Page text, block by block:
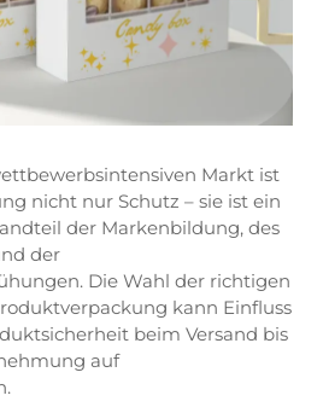
Markt ist
nicht nur Schutz – sie ist ein
der Markenbildung, des
der
Die Wahl der richtigen
kann Einfluss
beim Versand bis
auf